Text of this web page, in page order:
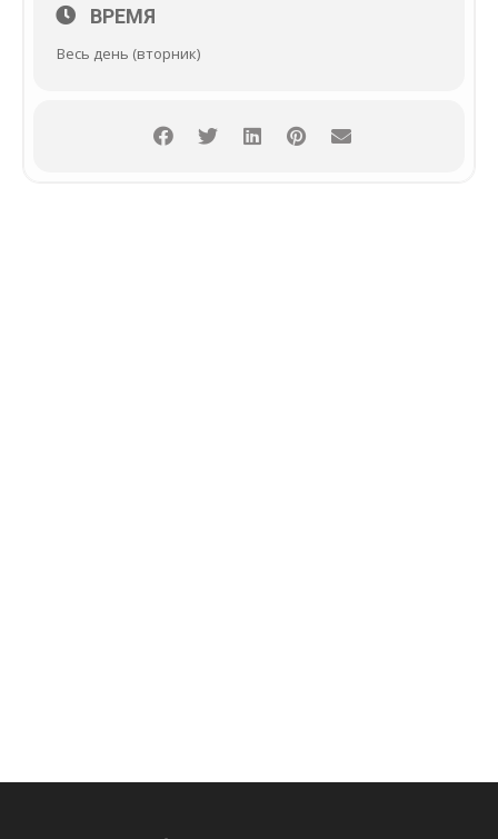
ВРЕМЯ
Весь день (вторник)